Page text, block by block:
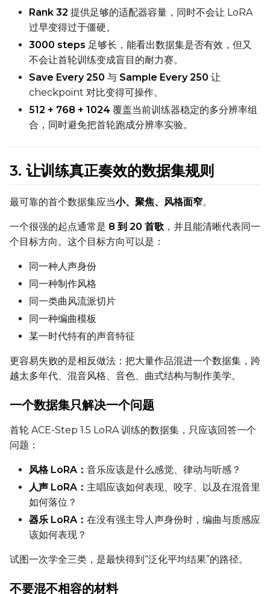
LoRA Scale
Rank 32 提供足够的适配器容量，同时不会让 LoRA
过早变得过于僵硬。
3000 steps 足够长，能看出数据集是否有效，但又
不会让首轮训练变成盲目的耐力赛。
Save Every 250 与 Sample Every 250 让
checkpoint 对比变得可操作。
512 + 768 + 1024 覆盖当前训练器稳定的多分辨率组
合，同时避免把首轮跑成分辨率实验。
3. 让训练真正奏效的数据集规则
最可靠的首个数据集应当小、聚焦、风格面窄。
一个很强的起点通常是 8 到 20 首歌 ，并且能清晰代表同一
个目标方向。这个目标方向可以是：
同一种人声身份
同一种制作风格
同一类曲风流派切片
同一种编曲模板
某一时代特有的声音特征
更容易失败的是相反做法：把大量作品混进一个数据集，跨
越太多年代、混音风格、音色、曲式结构与制作美学。
一个数据集只解决一个问题
首轮 ACE-Step 1.5 LoRA 训练的数据集，只应该回答一个
问题：
风格 LoRA： 音乐应该是什么感觉、律动与听感？
人声 LoRA： 主唱应该如何表现、咬字、以及在混音里
如何落位？
器乐 LoRA： 在没有强主导人声身份时，编曲与质感应
该如何表现？
试图一次学全三类，是最快得到“泛化平均结果”的路径。
不要混不相容的材料